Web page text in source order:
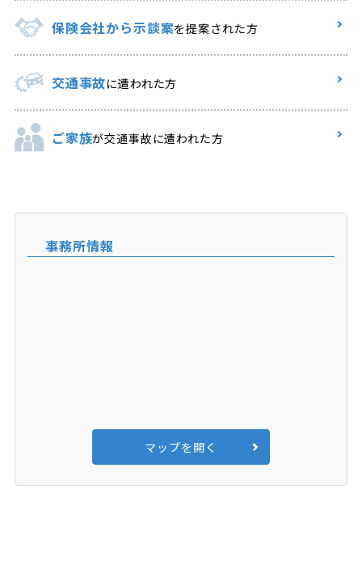
保険会社から示談案を提案された方
交通事故に遭われた方
ご家族が交通事故に遭われた方
事務所情報
マップを開く